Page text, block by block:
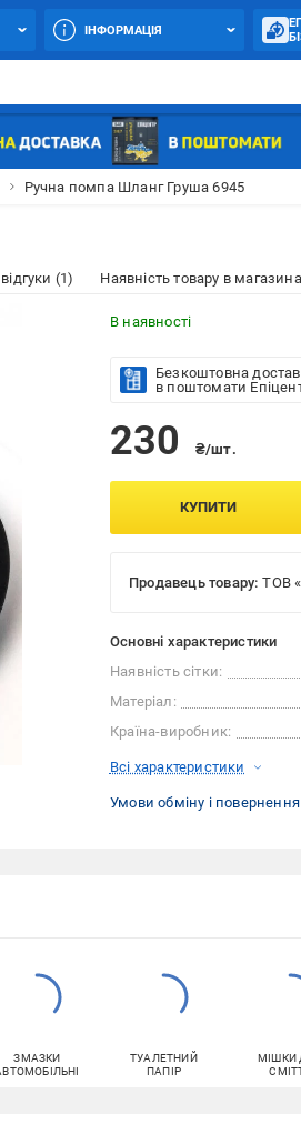
ІНФОРМАЦІЯ
Ручна помпа Шланг Груша 6945
(1) Наявність товару в
В наявності
Безкоштовна
в поштомати
230 ₴/шт.
КУПИТИ
Продавець товару: ТОВ
Основні характеристики
Наявність сітки:
Матеріал:
Країна-виробник:
Всі характеристики
Умови обміну і повернення
ЗМАЗКИ
ТУАЛЕТНИЙ
ПАПІР
МІШКИ